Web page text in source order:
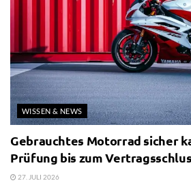
WISSEN & NEWS
Gebrauchtes Motorrad sicher
Prüfung bis zum
27. JULI 2026